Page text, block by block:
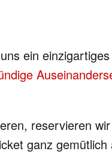
ein
reservieren
ganz